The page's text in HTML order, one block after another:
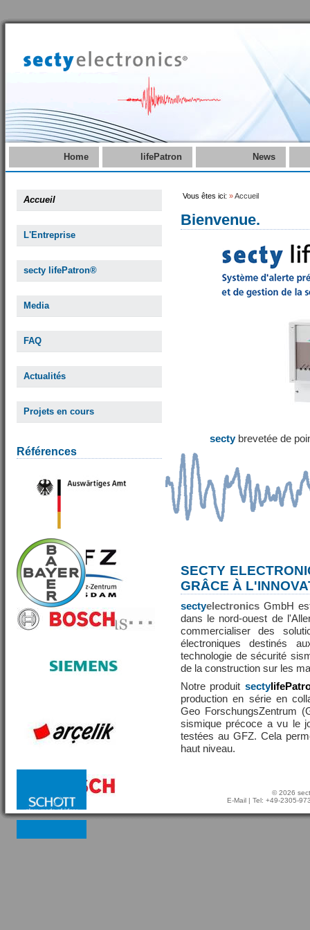
Home lifePatron News
Accueil
L'Entreprise
secty lifePatron®
Media
FAQ
Actualités
Projets en cours
Références
Vous êtes ici: »Accueil
Bienvenue.
secty brevetée de
SECTY
GRÂCE À
sectyelectronics GmbH
dans le nord-ouest de
commercialiser des
électroniques destinés
technologie de sécurité
de la construction sur les
Notre produit secty
production en série en
Geo ForschungsZentrum
sismique précoce a vu le
testées au GFZ. Cela
haut niveau.
© 2026
E-Mail | Tel: +49-2305-